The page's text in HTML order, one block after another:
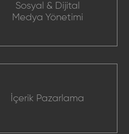
Sosyal & Dijital
Medya Yönetimi
İçerik Pazarlama